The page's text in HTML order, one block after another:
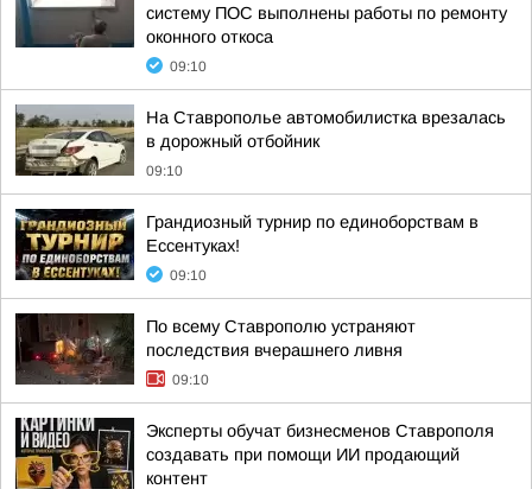
систему ПОС выполнены работы по ремонту
оконного откоса
09:10
На Ставрополье автомобилистка врезалась
в дорожный отбойник
09:10
Грандиозный турнир по единоборствам в
Ессентуках!
09:10
По всему Ставрополю устраняют
последствия вчерашнего ливня
09:10
Эксперты обучат бизнесменов Ставрополя
создавать при помощи ИИ продающий
контент